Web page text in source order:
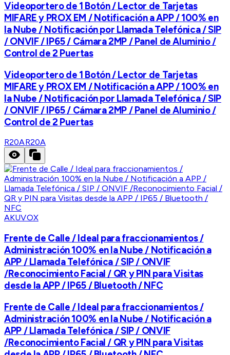
Videoportero de 1 Botón / Lector de Tarjetas
MIFARE y PROX EM / Notificación a APP / 100% en
la Nube / Notificación por Llamada Telefónica / SIP
/ ONVIF / IP65 / Cámara 2MP / Panel de Aluminio /
Control de 2 Puertas
Videoportero de 1 Botón / Lector de Tarjetas
MIFARE y PROX EM / Notificación a APP / 100% en
la Nube / Notificación por Llamada Telefónica / SIP
/ ONVIF / IP65 / Cámara 2MP / Panel de Aluminio /
Control de 2 Puertas
R20AR20A
AKUVOX
Frente de Calle / Ideal para fraccionamientos /
Administración 100% en la Nube / Notificación a
APP / Llamada Telefónica / SIP / ONVIF
/Reconocimiento Facial / QR y PIN para Visitas
desde la APP / IP65 / Bluetooth / NFC
Frente de Calle / Ideal para fraccionamientos /
Administración 100% en la Nube / Notificación a
APP / Llamada Telefónica / SIP / ONVIF
/Reconocimiento Facial / QR y PIN para Visitas